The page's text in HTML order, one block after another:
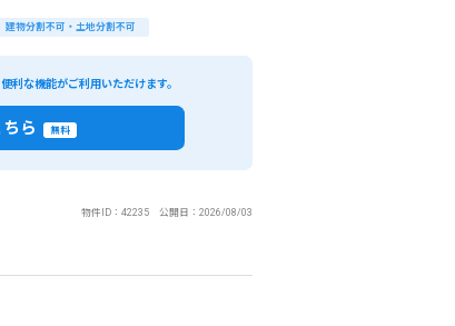
建物分割不可・土地分割不可
利な機能がご利用いただけます。
ら 無料
物件ID：42235 公開日：2026/08/03
こだわり条件